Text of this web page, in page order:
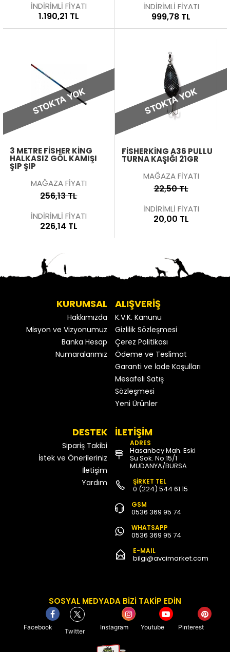
İNDİRİMLİ FİYATI
1.190,21 TL
İNDİRİMLİ FİYATI
999,78 TL
STOKTA YOK
3 METRE FISHER KING
HALKASIZ GÖL KAMIŞI
ŞIP ŞIP
MAĞAZA FİYATI
256,13 TL
İNDİRİMLİ FİYATI
226,14 TL
STOKTA YOK
FISHERKING A36 PULLU
TURNA KAŞIĞI 21GR
MAĞAZA FİYATI
22,50 TL
İNDİRİMLİ FİYATI
20,00 TL
KURUMSAL
Hakkımızda
Misyon ve Vizyonumuz
Banka Hesap
Numaralarımız
ALIŞVERİŞ
K.V.K. Kanunu
Gizlilik Sözleşmesi
Çerez Politikası
Ödeme ve Teslimat
Garanti ve İade Koşulları
Mesafeli Satış
Sözleşmesi
Yeni Ürünler
DESTEK
Sipariş Takibi
İstek ve Önerileriniz
İletişim
Yardım
İLETİŞİM
ADRES
Hasanbey Mah. Eski
Su Sok. No:15/1
MUDANYA/BURSA
ŞİRKET TEL
0 (224) 544 61 15
GSM
0536 369 95 74
WHATSAPP
0536 369 95 74
E-MAIL
bilgi@avcimarket.com
SOSYAL MEDYADA BİZİ TAKİP EDİN
Facebook
Twitter
Instagram Youtube Pinterest